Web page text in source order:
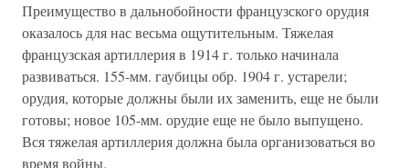
Преимущество в дальнобойности французского орудия
оказалось для нас весьма ощутительным. Тяжелая
французская артиллерия в 1914 г. только начинала
развиваться. 155-мм. гаубицы обр. 1904 г. устарели;
орудия, которые должны были их заменить, еще не были
готовы; новое 105-мм. орудие еще не было выпущено.
Вся тяжелая артиллерия должна была организоваться во
время войны.